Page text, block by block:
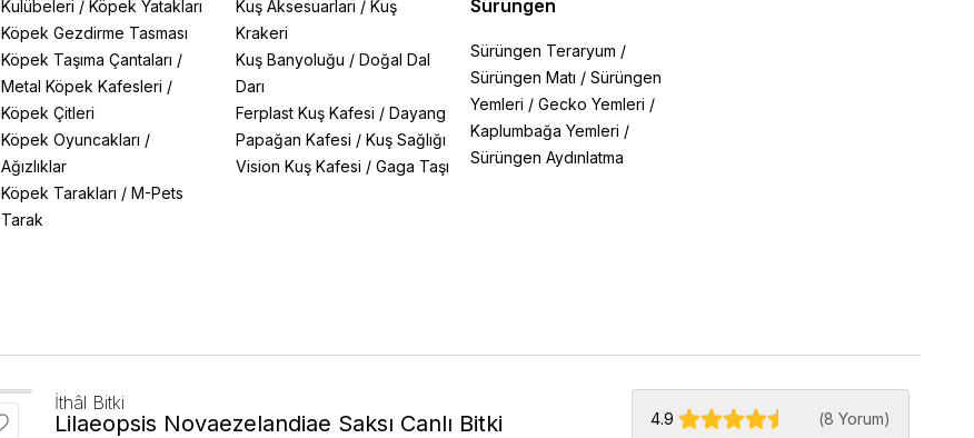
Kulübeleri /Köpek Yatakları
Köpek Gezdirme Tasması
Köpek Taşıma Çantaları /
Metal Köpek Kafesleri /
Köpek Çitleri
Köpek Oyuncakları /
Ağızlıklar
Köpek Tarakları /M-Pets
Tarak
Kuş Aksesuarları / Kuş
Krakeri
Kuş Banyoluğu / Doğal Dal
Darı
Ferplast Kuş Kafesi / Dayang
Papağan Kafesi / Kuş Sağlığı
Vision Kuş Kafesi / Gaga Taşı
Sürüngen
Sürüngen Teraryum /
Sürüngen Matı / Sürüngen
Yemleri / Gecko Yemleri /
Kaplumbağa Yemleri /
Sürüngen Aydınlatma
İthâl Bitki
Lilaeopsis Novaezelandiae Saksı Canlı Bitki 4.9 (8 Yorum)